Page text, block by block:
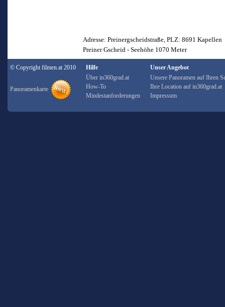
Adresse: Preinergscheidstraße, PLZ: 8691 Kapellen
Preiner Gscheid - Seehöhe 1070 Meter
© Copyright filmen.at 2010
Panoramenkarte
Hilfe
Über in360grad.at
How-To
Mindestanforderungen
Unser Angebot
Unsere Panoramen auf Ihren
Ihre Location auf in360grad.at
Impressum